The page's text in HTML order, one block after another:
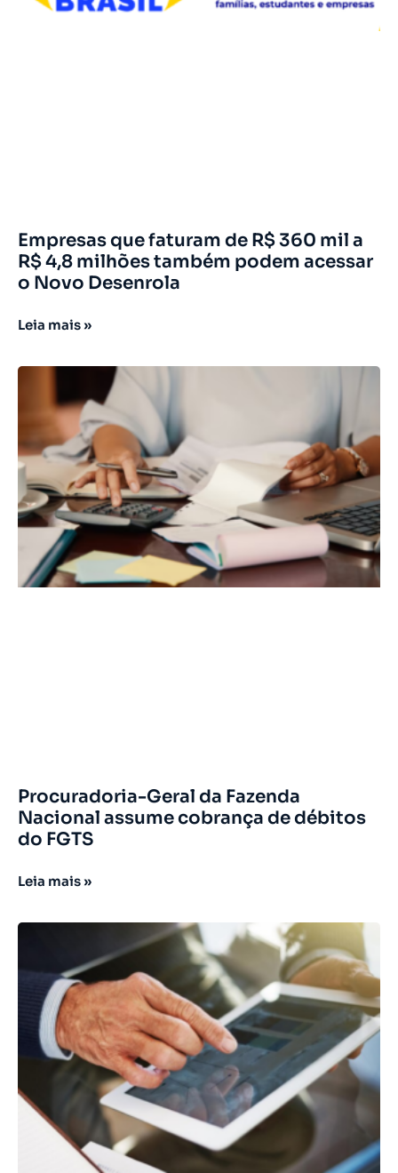
Empresas que faturam de R$ 360 mil a
R$ 4,8 milhões também podem acessar
o Novo Desenrola
Leia mais »
Procuradoria-Geral da Fazenda
Nacional assume cobrança de débitos
do FGTS
Leia mais »